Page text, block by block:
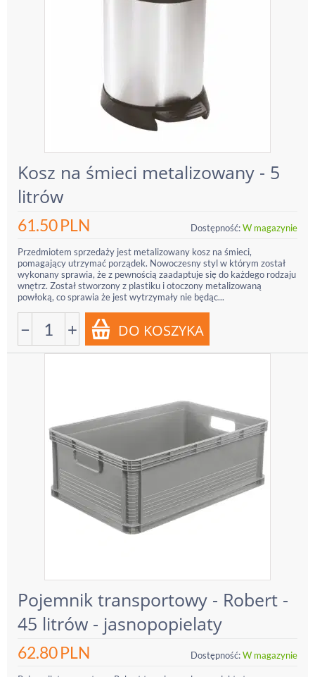
Kosz na śmieci metalizowany - 5
litrów
61.50PLN Dostępność:W magazynie
Przedmiotem sprzedaży jest metalizowany kosz na śmieci,
pomagający utrzymać porządek. Nowoczesny styl w którym został
wykonany sprawia, że z pewnością zaadaptuje się do każdego rodzaju
wnętrz. Został stworzony z plastiku i otoczony metalizowaną
powłoką, co sprawia że jest wytrzymały nie będąc...
− +
Pojemnik transportowy - Robert -
45 litrów - jasnopopielaty
62.80PLN Dostępność:W magazynie